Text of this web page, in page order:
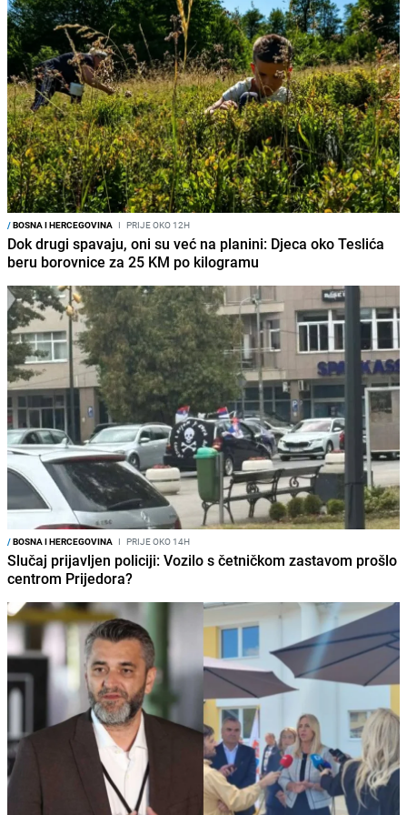
/BOSNA I HERCEGOVINA I PRIJE OKO 12H
Dok drugi spavaju, oni su već na planini: Djeca oko Teslića
beru borovnice za 25 KM po kilogramu
/BOSNA I HERCEGOVINA I PRIJE OKO 14H
Slučaj prijavljen policiji: Vozilo s četničkom zastavom prošlo
centrom Prijedora?